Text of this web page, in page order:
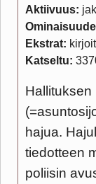
Aktiivuus:
Ekstrat:
Katseltu:
Hallituksen
hajua.
tiedotteen
poliisin